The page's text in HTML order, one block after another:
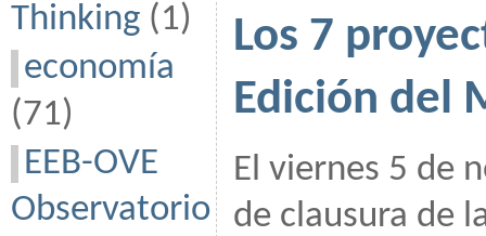
Thinking (1)
economía
(71)
EEB-OVE
Observatorio
Los 7
Edición del
El viernes 5 de
de clausura de